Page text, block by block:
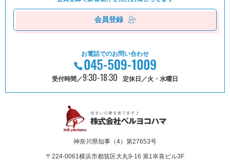
会員登録
お電話でのお問い合わせ
受付時間／9:30-18:30 定休日／火・水曜日
神奈川県知事（4）第27653号
〒224-0061横浜市都筑区⼤丸9-16 第1幸喜ビル3F